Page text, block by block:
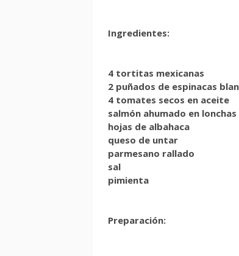
Ingredientes:
4 tortitas mexicanas
2 puñados de espinacas
4 tomates secos en aceite
salmón ahumado en lonchas
hojas de albahaca
queso de untar
parmesano rallado
sal
pimienta
Preparación: